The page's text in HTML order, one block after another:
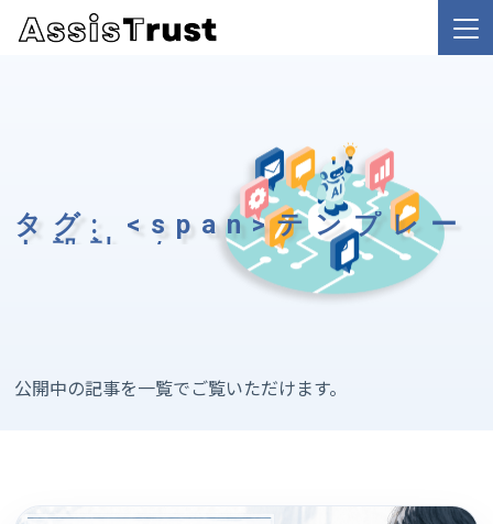
タグ: <span>テンプレー
ト設計</span>
公開中の記事を一覧でご覧いただけます。